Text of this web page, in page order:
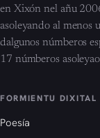
en Xixón nel añu
asoleyando al menos
dalgunos númberos
17 númberos
FORMIENTU DIXITAL
Poesía